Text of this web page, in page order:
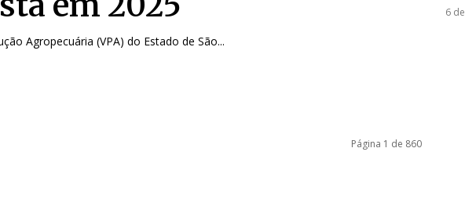
Agropecuária (VPA) do Estado de São...
Página 1 de 860
6